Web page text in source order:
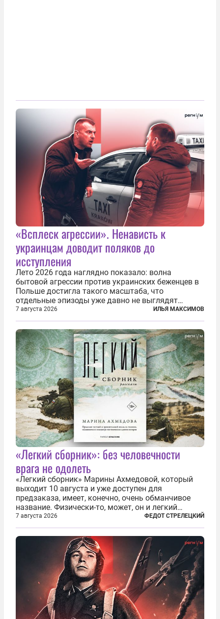
«Всплеск агрессии». Ненависть к
украинцам доводит поляков до
исступления
Лето 2026 года наглядно показало: волна
бытовой агрессии против украинских беженцев в
Польше достигла такого масштаба, что
отдельные эпизоды уже давно не выглядят
случайными. Поляки, судя по происходящему,
буквально теряют рассудок от ненависти к
украинским беженцам, и каждый новый случай
по-своему...
7 августа 2026 ИЛЬЯ МАКСИМОВ
«Легкий сборник»: без человечности
врага не одолеть
«Легкий сборник» Марины Ахмедовой, который
выходит 10 августа и уже доступен для
предзаказа, имеет, конечно, очень обманчивое
название. Физически-то, может, он и легкий
относительно. Но метафизически —
безотносительно тяжелый. Десять рассказов,
каждый из которых напрямую или косвенно (в
основном —...
7 августа 2026 ФЕДОТ СТРЕЛЕЦКИЙ